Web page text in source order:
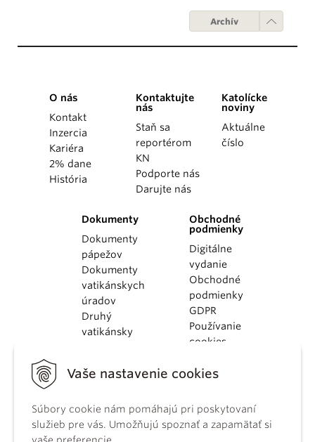
Vaše nastavenie cookies
Súbory cookie nám pomáhajú pri poskytovaní
služieb pre vás. Umožňujú spoznať a zapamätať si
Archív
O nás
Kontakt
Inzercia
Kariéra
2% dane
História
Kontaktujte
nás
Staň sa
reportérom
KN
Podporte nás
Darujte nás
Katolícke
noviny
Aktuálne
číslo
Dokumenty
Dokumenty
pápežov
Dokumenty
vatikánskych
úradov
Druhý
vatikánsky
KBS
kánonického
práva
Obchodné
podmienky
Digitálne
vydanie
Obchodné
podmienky
GDPR
Používanie
cookies